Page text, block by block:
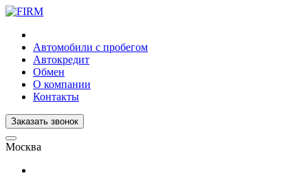
Автомобили с пробегом
Автокредит
Обмен
О компании
Контакты
Заказать звонок
Москва